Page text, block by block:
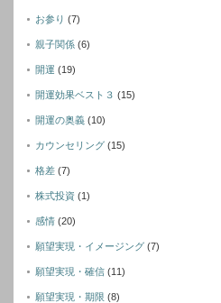
お参り (7)
親子関係 (6)
開運 (19)
開運効果ベスト３ (15)
開運の奥義 (10)
カウンセリング (15)
格差 (7)
株式投資 (1)
感情 (20)
願望実現・イメージング (7)
願望実現・確信 (11)
願望実現・期限 (8)